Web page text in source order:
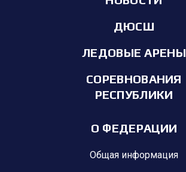
ДЮСШ
ЛЕДОВЫЕ АРЕНЫ
СОРЕВНОВАНИЯ
РЕСПУБЛИКИ
О ФЕДЕРАЦИИ
Общая информация